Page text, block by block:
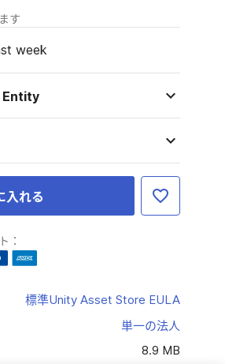
す
week
Entity
入れる
：
標準Unity Asset Store EULA
単一の法人
8.9 MB